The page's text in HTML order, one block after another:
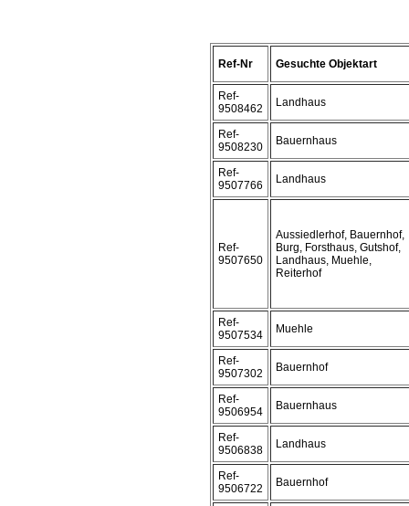
Ref-Nr Gesuchte Objektart
Ref-
9508462
Landhaus
Ref-
9508230
Bauernhaus
Ref-
9507766
Landhaus
Ref-
9507650
Aussiedlerhof, Bauernhof,
Burg, Forsthaus, Gutshof,
Landhaus, Muehle,
Reiterhof
Ref-
9507534
Muehle
Ref-
9507302
Bauernhof
Ref-
9506954
Bauernhaus
Ref-
9506838
Landhaus
Ref-
9506722
Bauernhof